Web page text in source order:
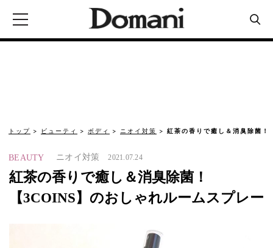
トップ ビューティ ボディ ニオイ対策 紅茶の香りで癒し＆消臭除菌
BEAUTY ニオイ対策 2021.07.24
紅茶の香りで癒し＆消臭除菌！
【3COINS】のおしゃれルームスプレー